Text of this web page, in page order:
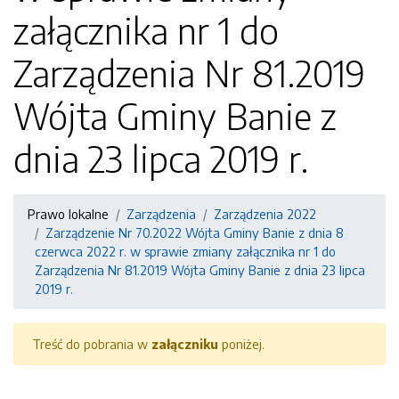
załącznika nr 1 do
Zarządzenia Nr 81.2019
Wójta Gminy Banie z
dnia 23 lipca 2019 r.
Prawo lokalne Zarządzenia
Zarządzenia 2022
Zarządzenie Nr 70.2022 Wójta Gminy Banie z dnia 8
czerwca 2022 r. w sprawie zmiany załącznika nr 1 do
Zarządzenia Nr 81.2019 Wójta Gminy Banie z dnia 23 lipca
2019 r.
Treść do pobrania w załączniku poniżej.